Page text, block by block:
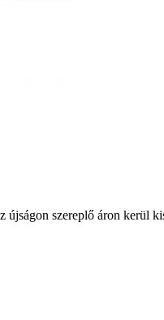
szereplő áron kerül